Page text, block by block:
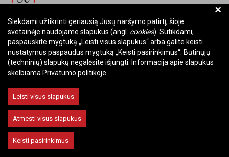
BIUDŽETINĖ ĮSTAIGA LIETUVOS RESPUBLIKOS
VALSTYBINĖ KULTŪROS PAVELDO KOMISIJA
Įmonės kodas: Juridinių asmenų registre 288700520
Adresas: Rūdninkų g. 13, 01135 Vilnius
El. paštas: komisija@vkpk.lt
BENDRAUKIME
+
Siekdami užtikrinti geriausią Jūsų naršymo patirtį, šioje
svetainėje naudojame slapukus (angl. cookies). Sutikdami,
paspauskite mygtuką „Leisti visus slapukus“ arba galite keisti
nustatymus paspaudus mygtuką „Keisti pasirinkimus“. Būtinųjų
(techninių) slapukų negalėsite išjungti. Informacija apie slapukus
skelbiama Privatumo politikoje
Leisti visus slapukus
Atmesti visus slapukus
Keisti pasirinkimus